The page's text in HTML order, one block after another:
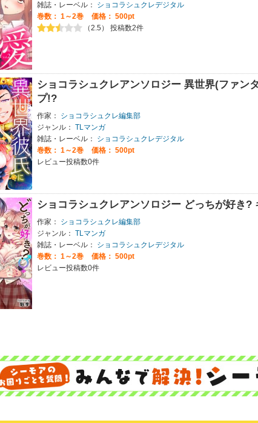
雑誌・レーベル：
ショコラシュクレデジタル
巻数： 1～2巻
価格： 500pt
（2.5） 投稿数2件
ショコラシュクレアンソロジー 異世界(ファン
プ!?
作家：
ショコラシュクレ編集部
ジャンル： TLマンガ
雑誌・レーベル：
ショコラシュクレデジタル
巻数： 1～2巻
価格： 500pt
レビュー投稿数0件
ショコラシュクレアンソロジー どっちが好き?
作家：
ショコラシュクレ編集部
ジャンル： TLマンガ
雑誌・レーベル：
ショコラシュクレデジタル
巻数： 1～2巻
価格： 500pt
レビュー投稿数0件